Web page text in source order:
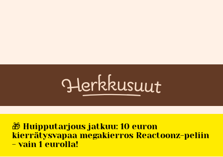
🎁 Huipputarjous jatkuu: 10 euron
kierrätysvapaa megakierros Reactoonz-peliin
- vain 1 eurolla!